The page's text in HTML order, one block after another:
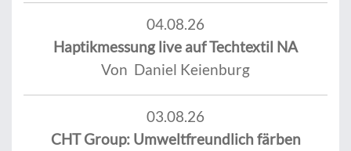
04.08.26
Haptikmessung live auf Techtextil NA
Von Daniel Keienburg
03.08.26
CHT Group: Umweltfreundlich färben